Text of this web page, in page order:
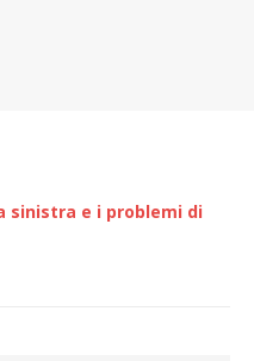
sinistra e i problemi di